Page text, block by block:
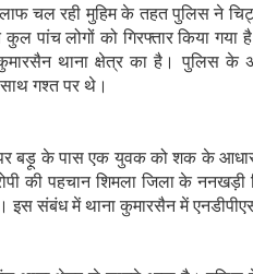
चल रही मुहिम के तहत पुलिस ने
कुल पांच लोगों को गिरफ्तार किया
थाना क्षेत्र का है। पुलिस
गश्त पर थे।
पर बड़ू के पास एक युवक को शक के
की पहचान शिमला जिला के
इस संबंध में थाना कुमारसैन में